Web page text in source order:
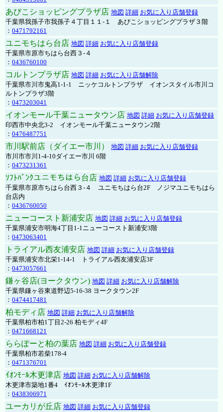
あびこショッピングプラザ店 地図 詳細 お気に入り店舗登録
千葉県我孫子市我孫子４丁目１１-１ あびこショッピングプラザ３階
： 0471792161
ユニモちはら台店 地図 詳細 お気に入り店舗登録
千葉県市原市ちはら台西３-４
： 0436760100
コルトンプラザ店 地図 詳細 お気に入り店舗解除
千葉県市川市鬼高1-1-1 ニッケコルトンプラザ イオンスタイル市川コ
ルトンプラザ3階
： 0473203041
イオンモール千葉ニュータウン店 地図 詳細 お気に入り店舗登録
印西市中央北3-2 イオンモール千葉ニュータウン2階
： 0476487751
市川駅前店（ダイエー市川） 地図 詳細 お気に入り店舗登録
市川市市川1-4-10ダイエー市川 6階
： 0473231361
ｿﾌﾄﾊﾞﾝｸユニモちはら台店 地図 詳細 お気に入り店舗登録
千葉県市原市ちはら台西３-４ ユニモちはら台2F ノジマユニモちはら
台店内
： 0436760050
ニューコースト新浦安店 地図 詳細 お気に入り店舗登録
千葉県浦安市明海4丁目1-1ニューコースト新浦安3階
： 0473063401
トライアル西友浦安店 地図 詳細 お気に入り店舗登録
千葉県浦安市北栄1-14-1 トライアル西友浦安店3F
： 0473057661
鎌ヶ谷店(ヨークタウン) 地図 詳細 お気に入り店舗解除
千葉県鎌ヶ谷東道野辺5-16-38 ヨークタウン2F
： 0474417481
柏モディ店 地図 詳細 お気に入り店舗解除
千葉県柏市柏1丁目2-26 柏モディ4F
： 0471668121
ららぽーと柏の葉店 地図 詳細 お気に入り店舗登録
千葉県柏市若柴178-4
： 0471376701
ｲｵﾝﾓｰﾙ木更津店 地図 詳細 お気に入り店舗解除
木更津市築地1番4 ｲｵﾝﾓｰﾙ木更津1F
： 0438306971
ユーカリが丘店 地図 詳細 お気に入り店舗登録